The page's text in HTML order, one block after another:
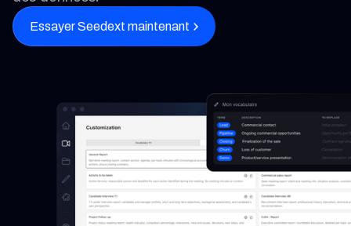
Essayer Seedext maintenant